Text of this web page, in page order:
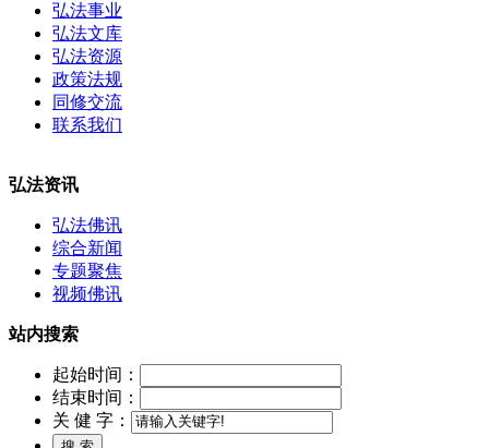
弘法事业
弘法文库
弘法资源
政策法规
同修交流
联系我们
弘法资讯
弘法佛讯
综合新闻
专题聚焦
视频佛讯
站内搜索
起始时间：
结束时间：
关 健 字：